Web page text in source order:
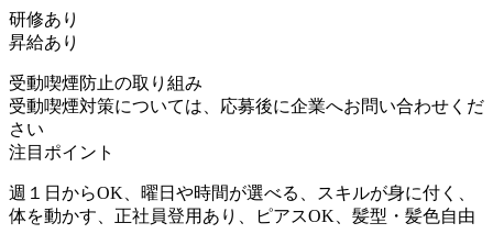
研修あり
昇給あり
受動喫煙防止の取り組み
受動喫煙対策については、応募後に企業へお問い合わせくだ
さい
注目ポイント
週１日からOK、曜日や時間が選べる、スキルが身に付く、
体を動かす、正社員登用あり、ピアスOK、髪型・髪色自由